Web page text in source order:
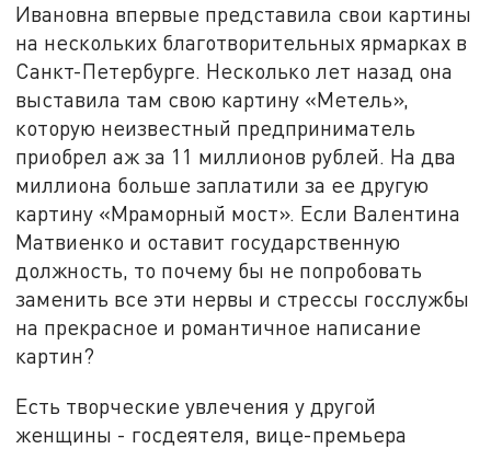
Ивановна впервые представила свои картины
на нескольких благотворительных ярмарках в
Санкт-Петербурге. Несколько лет назад она
выставила там свою картину «Метель»,
которую неизвестный предприниматель
приобрел аж за 11 миллионов рублей. На два
миллиона больше заплатили за ее другую
картину «Мраморный мост». Если Валентина
Матвиенко и оставит государственную
должность, то почему бы не попробовать
заменить все эти нервы и стрессы госслужбы
на прекрасное и романтичное написание
картин?
Есть творческие увлечения у другой
женщины - госдеятеля, вице-премьера